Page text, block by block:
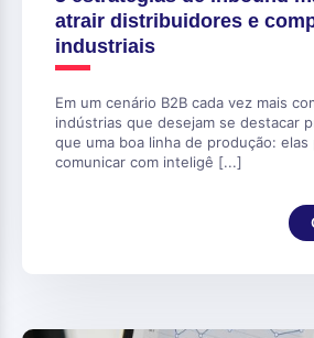
atrair distribuidores e
industriais
Em um cenário B2B cada vez mais
indústrias que desejam se destacar
que uma boa linha de produção: elas
comunicar com inteligê [...]